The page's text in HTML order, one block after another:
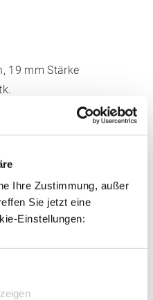
Ihre Zustimmung, außer
Sie jetzt eine
Einstellungen:
19 mm Stärke